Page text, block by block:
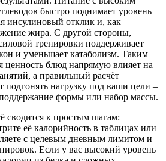
быстро поднимает уровень
инсулиновый отклик и, как
жира. С другой стороны,
тренировки поддерживает
и уменьшает катаболизм. Таким
ценность блюд напрямую влияет на
а правильный расчёт
подгонять нагрузку под ваши цели –
формы или набор массы.
сводится к простым шагам:
её калорийность в таблицах или
с целевым дневным лимитом и
Если у вас высокий уровень